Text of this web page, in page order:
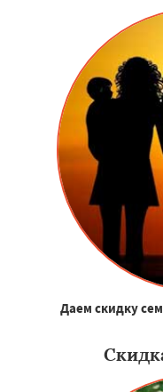
Даем скидку